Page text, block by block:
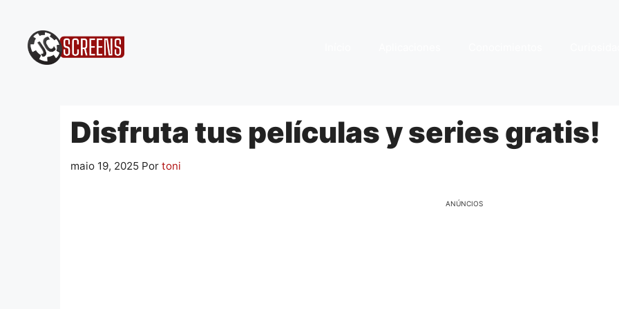
conteúdo
Disfruta tus películas y series gratis!
maio 19, 2025 Por toni
ANÚNCIOS